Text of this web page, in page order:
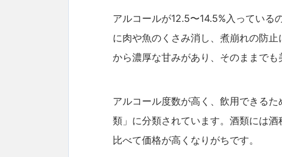
アルコールが12.5〜14.5%入っている
に肉や魚のくさみ消し、煮崩れの防
から濃厚な甘みがあり、そのままでも
アルコール度数が高く、飲用できる
類」に分類されています。酒類には
比べて価格が高くなりがちです。